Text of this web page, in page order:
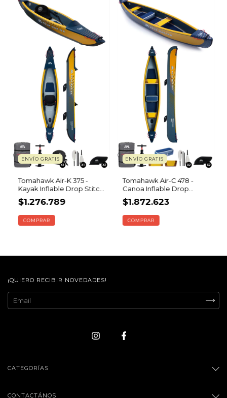
ENVÍO GRATIS
Tomahawk Air-K 375 -
Kayak Inflable Drop Stitch
| 1 Persona
$1.276.789
ENVÍO GRATIS
Tomahawk Air-C 478 -
Canoa Inflable Drop
Stitch | 3 Personas
$1.872.623
¡QUIERO RECIBIR NOVEDADES!
CATEGORÍAS
CONTACTÁNOS